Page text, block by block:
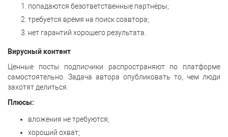
попадаются безответственные партнёры;
требуется время на поиск соавтора;
нет гарантий хорошего результата.
Вирусный контент
Ценные посты подписчики распространяют по платформе
самостоятельно. Задача автора опубликовать то, чем люди
захотят делиться.
Плюсы:
вложения не требуются;
хороший охват;